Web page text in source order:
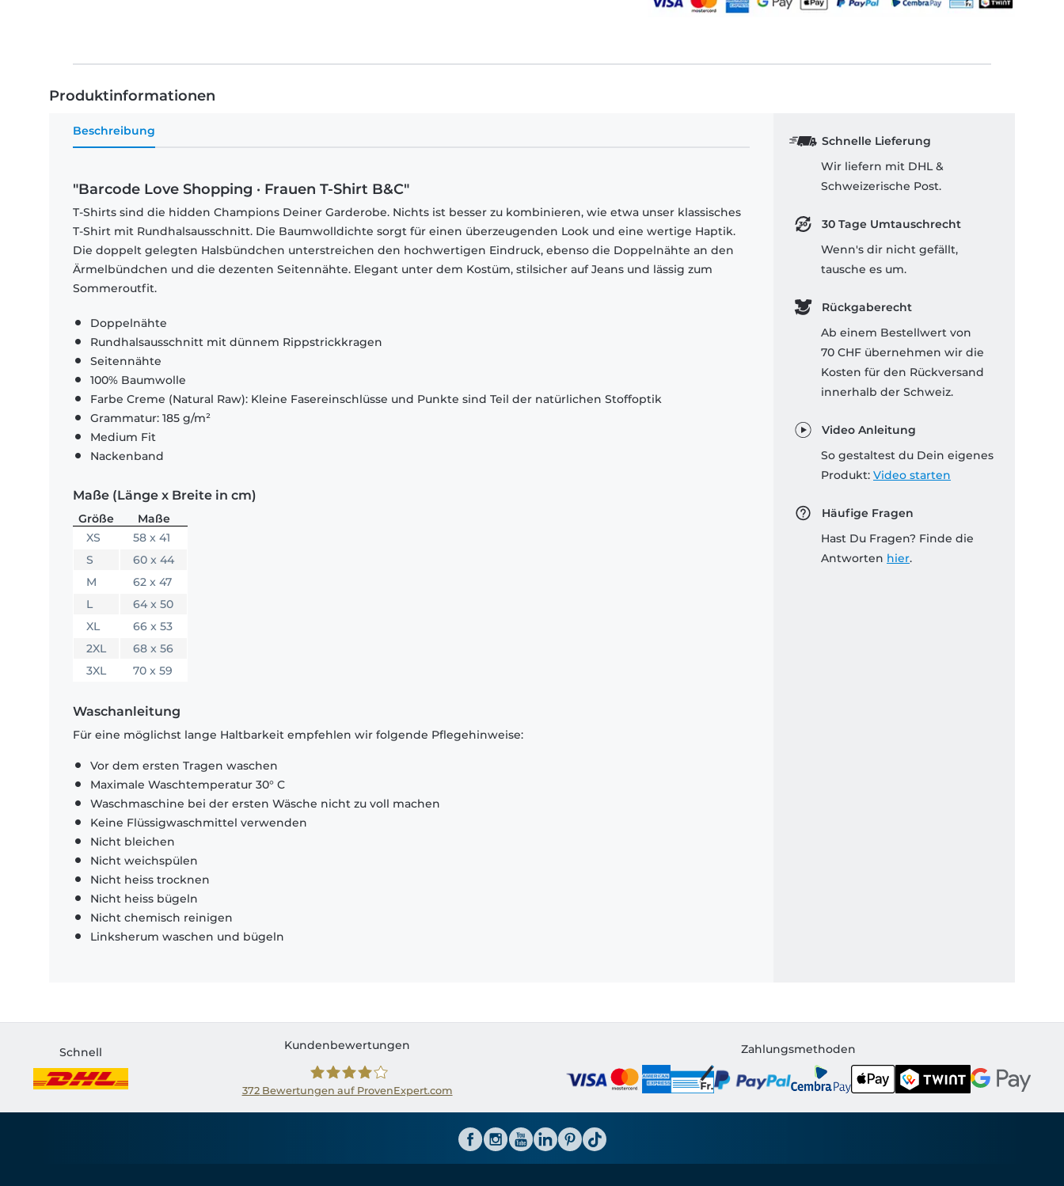
Produktinformationen
Beschreibung
"Barcode Love Shopping · Frauen T-Shirt B&C"
T-Shirts sind die hidden Champions Deiner Garderobe. Nichts ist besser zu kombinieren, wie etwa unser klassisches
T-Shirt mit Rundhalsausschnitt. Die Baumwolldichte sorgt für einen überzeugenden Look und eine wertige Haptik.
Die doppelt gelegten Halsbündchen unterstreichen den hochwertigen Eindruck, ebenso die Doppelnähte an den
Ärmelbündchen und die dezenten Seitennähte. Elegant unter dem Kostüm, stilsicher auf Jeans und lässig zum
Sommeroutfit.
Doppelnähte
Rundhalsausschnitt mit dünnem Rippstrickkragen
Seitennähte
100% Baumwolle
Farbe Creme (Natural Raw): Kleine Fasereinschlüsse und Punkte sind Teil der natürlichen Stoffoptik
Grammatur: 185 g/m²
Medium Fit
Nackenband
Maße (Länge x Breite in cm)
Größe
Maße
XS
58 x 41
S
60 x 44
M
62 x 47
L
64 x 50
XL
66 x 53
2XL
68 x 56
3XL
70 x 59
Waschanleitung
Für eine möglichst lange Haltbarkeit empfehlen wir folgende Pflegehinweise:
Vor dem ersten Tragen waschen
Maximale Waschtemperatur 30° C
Waschmaschine bei der ersten Wäsche nicht zu voll machen
Keine Flüssigwaschmittel verwenden
Nicht bleichen
Nicht weichspülen
Nicht heiss trocknen
Nicht heiss bügeln
Nicht chemisch reinigen
Linksherum waschen und bügeln
Schnelle Lieferung
Wir liefern mit DHL &
Schweizerische Post.
30 Tage Umtauschrecht
Wenn's dir nicht gefällt,
tausche es um.
Rückgaberecht
Ab einem Bestellwert von
70 CHF übernehmen wir die
Kosten für den Rückversand
innerhalb der Schweiz.
Video Anleitung
So gestaltest du Dein eigenes
Produkt: Video starten
Häufige Fragen
Hast Du Fragen? Finde die
Antworten hier.
Schnell
Kundenbewertungen
372Bewertungen auf ProvenExpert.com
Zahlungsmethoden